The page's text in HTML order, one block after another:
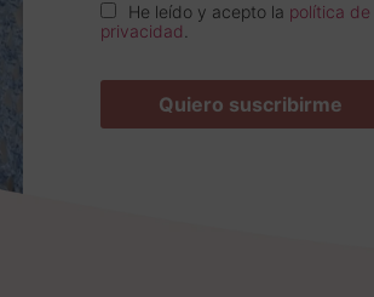
He leído y acepto la política de
privacidad.